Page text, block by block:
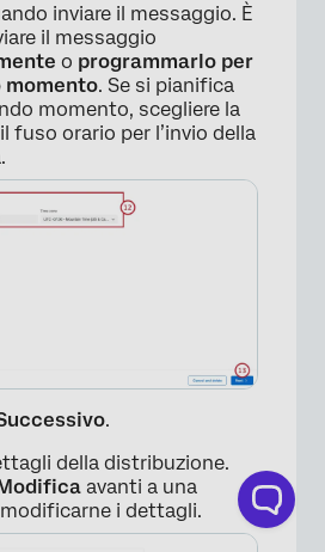
inviare il messaggio. È
il messaggio
o programmarlo per
momento. Se si pianifica
momento, scegliere la
fuso orario per l’invio della
.
della distribuzione.
Modifica avanti a una
i dettagli.